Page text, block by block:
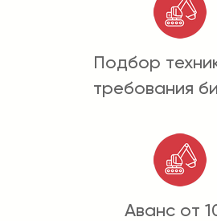
Подбор
требования
Аванс от